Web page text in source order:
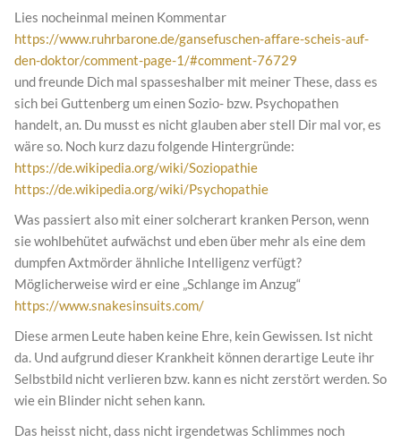
Lies nocheinmal meinen Kommentar
https://www.ruhrbarone.de/gansefuschen-affare-scheis-auf-
den-doktor/comment-page-1/#comment-76729
und freunde Dich mal spasseshalber mit meiner These, dass es
sich bei Guttenberg um einen Sozio- bzw. Psychopathen
handelt, an. Du musst es nicht glauben aber stell Dir mal vor, es
wäre so. Noch kurz dazu folgende Hintergründe:
https://de.wikipedia.org/wiki/Soziopathie
https://de.wikipedia.org/wiki/Psychopathie
Was passiert also mit einer solcherart kranken Person, wenn
sie wohlbehütet aufwächst und eben über mehr als eine dem
dumpfen Axtmörder ähnliche Intelligenz verfügt?
Möglicherweise wird er eine „Schlange im Anzug“
https://www.snakesinsuits.com/
Diese armen Leute haben keine Ehre, kein Gewissen. Ist nicht
da. Und aufgrund dieser Krankheit können derartige Leute ihr
Selbstbild nicht verlieren bzw. kann es nicht zerstört werden. So
wie ein Blinder nicht sehen kann.
Das heisst nicht, dass nicht irgendetwas Schlimmes noch